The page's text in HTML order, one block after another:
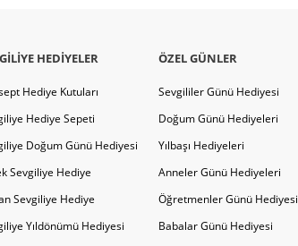
HEDIYELER
Hediye Kutuları
Hediye Sepeti
Doğum Günü Hediyesi
Sevgiliye Hediye
Sevgiliye Hediye
Yıldönümü Hediyesi
ÖZEL GÜNLER
Sevgililer Günü Hediyesi
Doğum Günü Hediyeleri
Yılbaşı Hediyeleri
Anneler Günü Hediyeleri
Öğretmenler Günü Hediyesi
Babalar Günü Hediyesi